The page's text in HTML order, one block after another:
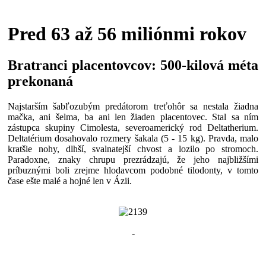
Pred 63 až 56 miliónmi rokov
Bratranci placentovcov: 500-kilová méta
prekonaná
Najstarším šabľozubým predátorom treťohôr sa nestala žiadna
mačka, ani šelma, ba ani len žiaden placentovec. Stal sa ním
zástupca skupiny Cimolesta, severoamerický rod Deltatherium.
Deltatérium dosahovalo rozmery šakala (5 - 15 kg). Pravda, malo
kratšie nohy, dlhší, svalnatejší chvost a lozilo po stromoch.
Paradoxne, znaky chrupu prezrádzajú, že jeho najbližšími
príbuznými boli zrejme hlodavcom podobné tilodonty, v tomto
čase ešte malé a hojné len v Ázii.
-